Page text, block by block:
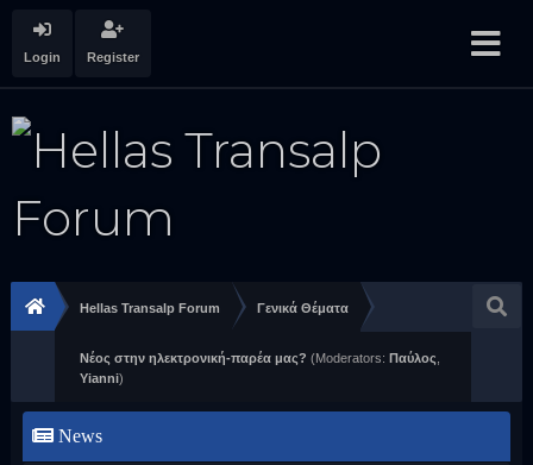
Login Register
Hellas Transalp Forum Γενικά Θέματα
Νέος στην ηλεκτρονική-παρέα μας? (Moderators:Παύλος
Yianni)
News